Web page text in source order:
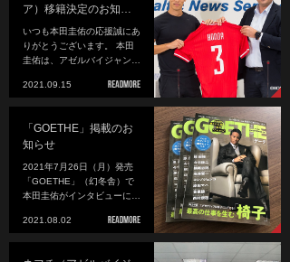
ア）移籍決定のお知…
いつも本田圭佑の応援誠にあ
りがとうございます。 本田
圭佑は、アゼルバイジャン…
2021.09.15
「GOETHE」掲載のお
知らせ
2021年7月26日（月）発売
「GOETHE」（幻冬舎）で
本田圭佑がインタビューに…
2021.08.02